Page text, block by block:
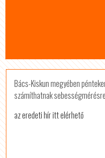
Bács-Kiskun megyében
számíthatnak
az eredeti hír itt elérhető